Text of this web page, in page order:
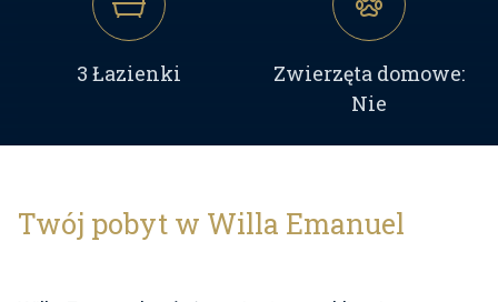
3 Łazienki
Zwierzęta domowe:
Nie
Twój pobyt w Willa Emanuel